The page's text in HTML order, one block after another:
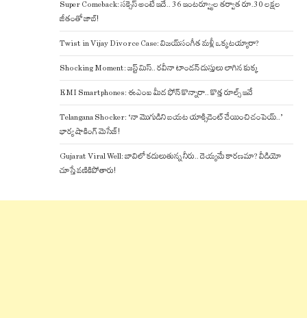
Super Comeback: సక్సెస్ అంటే ఇదే.. 36 ఇంటర్వ్యూల తర్వాత రూ.30 లక్షల
జీతంతో జాబ్!
Twist in Vijay Divorce Case: విజయ్-సంగీత మళ్లీ ఒక్కటయ్యారా?
Shocking Moment: జస్ట్ మిస్.. రవీనా టాండన్ దుస్తులు లాగిన కుక్క
EMI Smartphones: ఈఎంఐ మీద ఫోన్ కొన్నారా.. కొత్త రూల్స్ ఇవే
Telangana Shocker: ‘నా మొగుడిని బయట యాక్సిడెంట్ చేయించి చంపెయ్..’
భార్య షాకింగ్ మెసేజ్!
Gujarat Viral Well: బావిలో కదులుతున్న నీరు.. దెయ్యమే కారణమా? వీడియో
చూస్తే వణికిపోతారు!